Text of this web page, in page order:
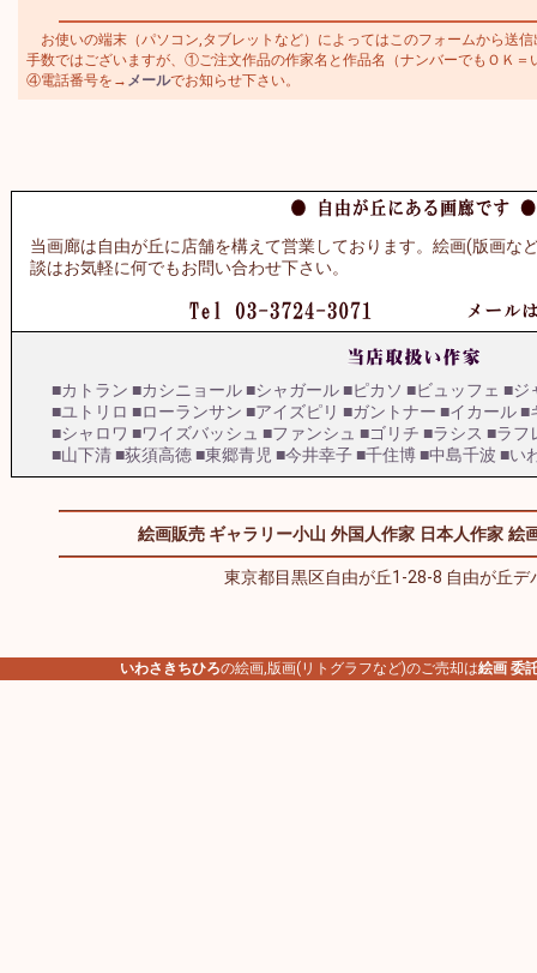
お使いの端末（パソコン,タブレットなど）によってはこのフォームから送
手数ではございますが、①ご注文作品の作家名と作品名（ナンバーでもＯＫ
④電話番号を→ メールでお知らせ下さい。
当画廊は自由が丘に店舗を構えて営業しております。絵画(版画な
談はお気軽に何でもお問い合わせ下さい。
■カトラン ■カシニョール■シャガール■ピカソ ■ビュッフェ ■ジ
■ユトリロ ■ローランサン ■アイズピリ ■ガントナー ■イカール■
■シャロワ ■ワイズバッシュ ■ファンシュ ■ゴリチ ■ラシス ■ラフ
■山下清■荻須高徳■東郷青児 ■今井幸子■千住博■中島千波 ■い
絵画販売 ギャラリー小山 外国人作家 日本人作家 絵
東京都目黒区自由が丘1-28-8 自由が丘デ
いわさきちひろの絵画,版画(リトグラフなど)のご売却は絵画 委